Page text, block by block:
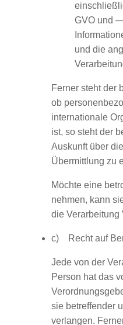
GVO und
und die
Ferner steht der
ob
internationale
ist, so steht der
Auskunft über
Übermittlung zu
Möchte eine
nehmen, kann
die Verarbeitung
c) Recht auf
Jede von der
Person hat das
sie betreffender
verlangen.